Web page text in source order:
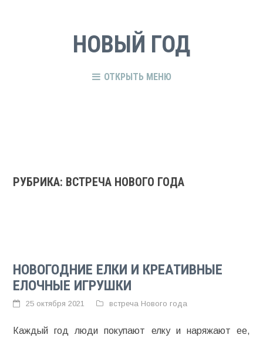
НОВЫЙ ГОД
ОТКРЫТЬ МЕНЮ
РУБРИКА: ВСТРЕЧА НОВОГО ГОДА
НОВОГОДНИЕ ЕЛКИ И КРЕАТИВНЫЕ
ЕЛОЧНЫЕ ИГРУШКИ
25 октября 2021 встреча Нового года
Каждый год люди покупают елку и наряжают ее,